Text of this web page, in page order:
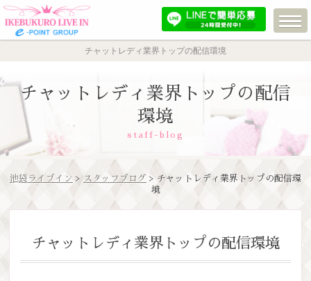
チャットレディ業界トップの配信環境
チャットレディ業界トップの配信
環境
staff-blog
池袋ライブイン > スタッフブログ > チャットレディ業界トップの配信環
境
チャットレディ業界トップの配信環境